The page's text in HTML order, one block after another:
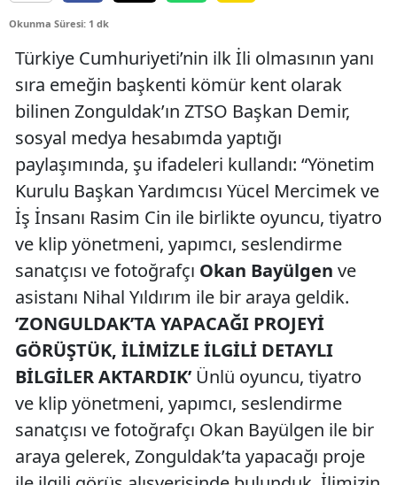
Okunma Süresi: 1 dk
Türkiye Cumhuriyeti’nin ilk İli olmasının yanı
sıra emeğin başkenti kömür kent olarak
bilinen Zonguldak’ın ZTSO Başkan Demir,
sosyal medya hesabımda yaptığı
paylaşımında, şu ifadeleri kullandı: “Yönetim
Kurulu Başkan Yardımcısı Yücel Mercimek ve
İş İnsanı Rasim Cin ile birlikte oyuncu, tiyatro
ve klip yönetmeni, yapımcı, seslendirme
sanatçısı ve fotoğrafçı Okan Bayülgen ve
asistanı Nihal Yıldırım ile bir araya geldik.
‘ZONGULDAK’TA YAPACAĞI PROJEYİ
GÖRÜŞTÜK, İLİMİZLE İLGİLİ DETAYLI
BİLGİLER AKTARDIK’ Ünlü oyuncu, tiyatro
ve klip yönetmeni, yapımcı, seslendirme
sanatçısı ve fotoğrafçı Okan Bayülgen ile bir
araya gelerek, Zonguldak’ta yapacağı proje